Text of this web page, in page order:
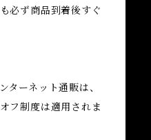
必ず商品到着後すぐ
ーネット通販は、
フ制度は適用されま